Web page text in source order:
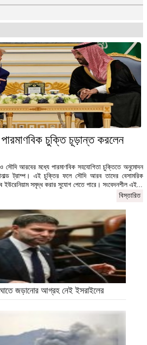
চুক্তি চূড়ান্ত করলেন
সৌদি আরবের মধ্যে পারমাণবিক সহযোগিতা চুক্তিতে অনুমোদন
ট্রাম্প। এই চুক্তির ফলে সৌদি আরব তাদের বেসামরিক
ইউরেনিয়াম সমৃদ্ধ করার সুযোগ পেতে পারে। সংবেদনশীল এই...
বিস্তারিত
জড়ানোর আগ্রহ নেই ইসরাইলের